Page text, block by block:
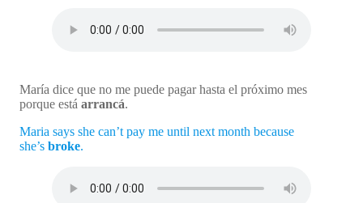
María dice que no me puede pagar hasta el próximo mes
porque está arrancá.
Maria says she can’t pay me until next month because
she’s broke.